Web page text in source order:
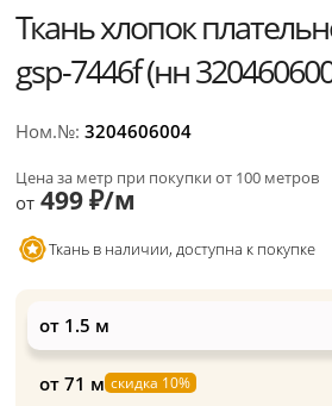
Ткань хлопок
gsp-7446f (нн
Ном.№:3204606004
Цена за метр при покупки от 100 метров
от 499 ₽/м
Ткань в наличии, доступна к покупке
от 1.5 м
от 71 м скидка 10%